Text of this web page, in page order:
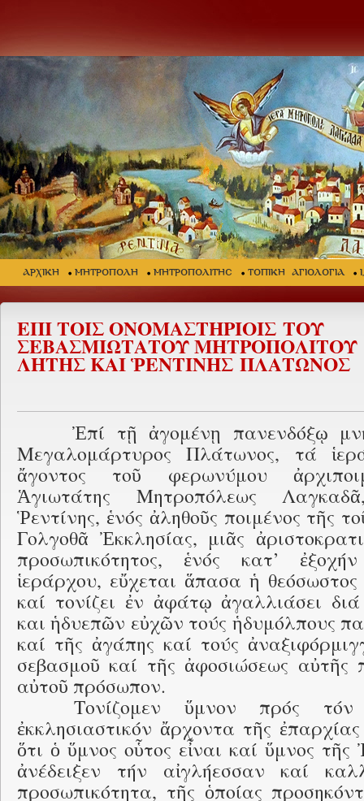
ΑΡΧΙΚΗ ΜΗΤΡΟΠΟΛΗ ΜΗΤΡΟΠΟΛΙΤΗΣ ΤΟΠΙΚΗ ΑΓΙΟΛΟΓΙΑ
ΕΠΙ ΤΟΙΣ ΟΝΟΜΑΣΤΗΡΙΟΙΣ ΤΟΥ
ΣΕΒΑΣΜΙΩΤΑΤΟΥ ΜΗΤΡΟΠΟΛΙΤΟΥ
ΛΗΤΗΣ ΚΑΙ ῬΕΝΤΙΝΗΣ ΠΛΑΤΩΝΟΣ
Ἐπί τῇ ἀγομένῃ πανενδόξῳ
Μεγαλομάρτυρος Πλάτωνος, τά
ἄγοντος τοῦ φερωνύμου
Ἁγιωτάτης Μητροπόλεως
Ῥεντίνης, ἑνός ἀληθοῦς ποιμένος τῆς
Γολγοθᾶ Ἐκκλησίας, μιᾶς
προσωπικότητος, ἑνός κατ’
ἱεράρχου, εὔχεται ἅπασα ἡ
καί τονίζει ἐν ἀφάτῳ ἀγαλλιάσει
και ἡδυεπῶν εὐχῶν τούς ἡδυμόλπους
καί τῆς ἀγάπης καί τούς
σεβασμοῦ καί τῆς ἀφοσιώσεως αὐτῆς
αὐτοῦ πρόσωπον.
Τονίζομεν ὕμνον πρός τόν
ἐκκλησιαστικόν ἄρχοντα τῆς
ὅτι ὁ ὕμνος οὗτος εἶναι καί ὕμνος τῆς
ἀνέδειξεν τήν αἰγλήεσσαν καί
προσωπικότητα, τῆς ὁποίας